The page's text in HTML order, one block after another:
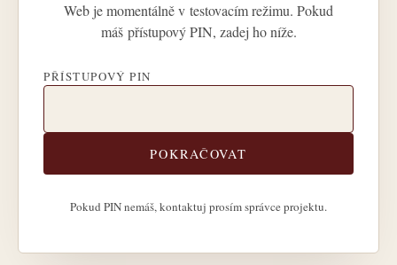
Web je momentálně v testovacím režimu. Pokud
máš přístupový PIN, zadej ho níže.
PŘÍSTUPOVÝ PIN
POKRAČOVAT
Pokud PIN nemáš, kontaktuj prosím správce projektu.